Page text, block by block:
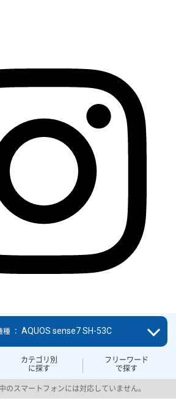
カテゴリ別
に探す
フリーワード
で探す
： AQUOS sense7 SH-53C
のスマートフォンには対応していません。